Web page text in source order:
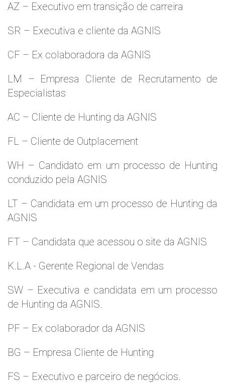
AZ – Executivo em transição de carreira
SR – Executiva e cliente da AGNIS
CF – Ex colaboradora da AGNIS
LM – Empresa Cliente de Recrutamento de
Especialistas
AC – Cliente de Hunting da AGNIS
FL – Cliente de Outplacement
WH – Candidato em um processo de Hunting
conduzido pela AGNIS
LT – Candidata em um processo de Hunting da
AGNIS
FT – Candidata que acessou o site da AGNIS
K.L.A - Gerente Regional de Vendas
SW – Executiva e candidata em um processo
de Hunting da AGNIS.
PF – Ex colaborador da AGNIS
BG – Empresa Cliente de Hunting
FS – Executivo e parceiro de negócios.